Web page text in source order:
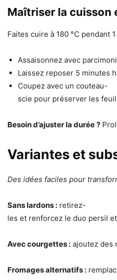
Maîtriser la cuisson
Faites cuire à 180 °C
Assaisonnez avec
Laissez reposer 5 minutes
Coupez avec un couteau-
scie pour préserver les
Besoin d’ajuster la durée ?
Variantes et
Des idées faciles pour
Sans lardons : retirez-
les et renforcez le duo persil
Avec courgettes : ajoutez des
Fromages alternatifs :